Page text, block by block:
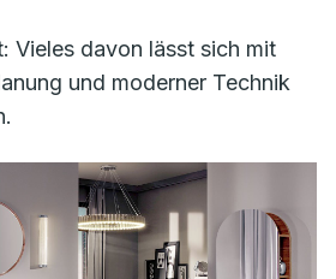
Vieles davon lässt sich mit
und moderner Technik